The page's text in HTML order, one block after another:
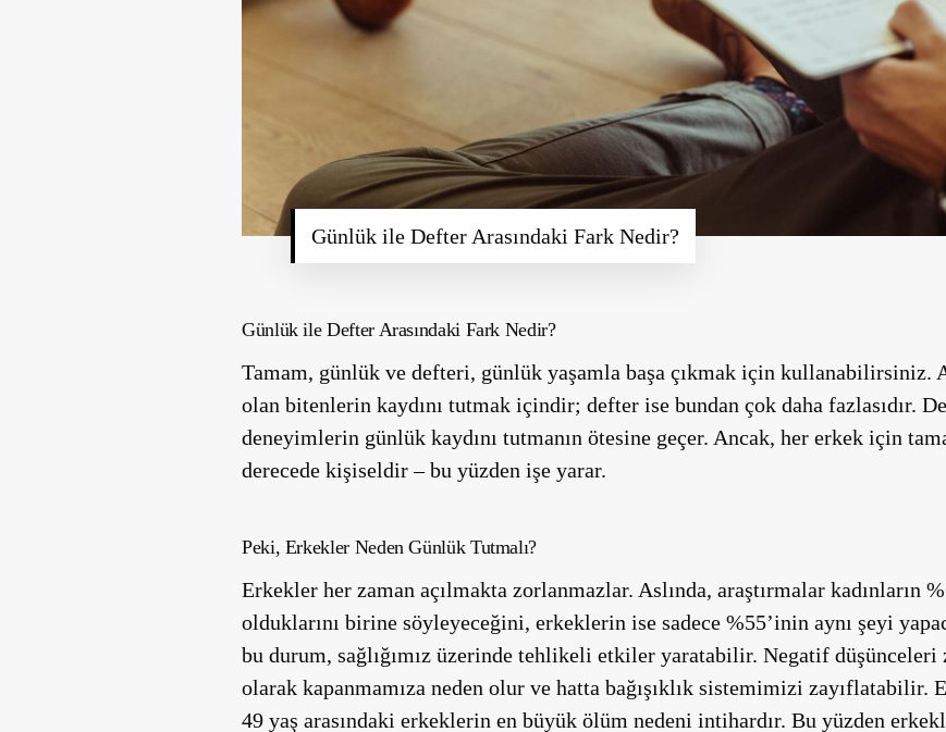
Günlük ile Defter Arasındaki Fark Nedir?
Günlük ile Defter Arasındaki Fark Nedir?
Tamam, günlük ve defteri, günlük yaşamla başa çıkmak için kullanabilirsiniz.
olan bitenlerin kaydını tutmak içindir; defter ise bundan çok daha fazlasıdır.
deneyimlerin günlük kaydını tutmanın ötesine geçer. Ancak, her erkek için
derecede kişiseldir – bu yüzden işe yarar.
Peki, Erkekler Neden Günlük Tutmalı?
Erkekler her zaman açılmakta zorlanmazlar. Aslında, araştırmalar kadınların
olduklarını birine söyleyeceğini, erkeklerin ise sadece %55’inin aynı şeyi
bu durum, sağlığımız üzerinde tehlikeli etkiler yaratabilir. Negatif
olarak kapanmamıza neden olur ve hatta bağışıklık sistemimizi
49 yaş arasındaki erkeklerin en büyük ölüm nedeni intihardır. Bu yüzden